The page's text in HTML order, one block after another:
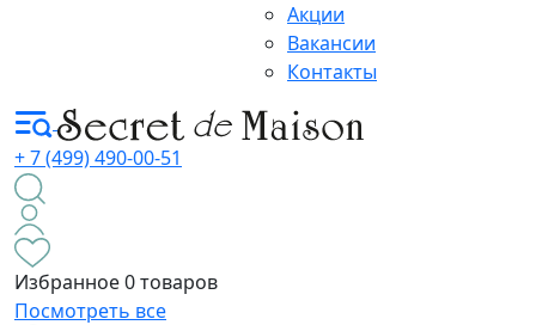
Акции
Вакансии
Контакты
+ 7 (499) 490-00-51
Избранное0 товаров
Посмотреть все